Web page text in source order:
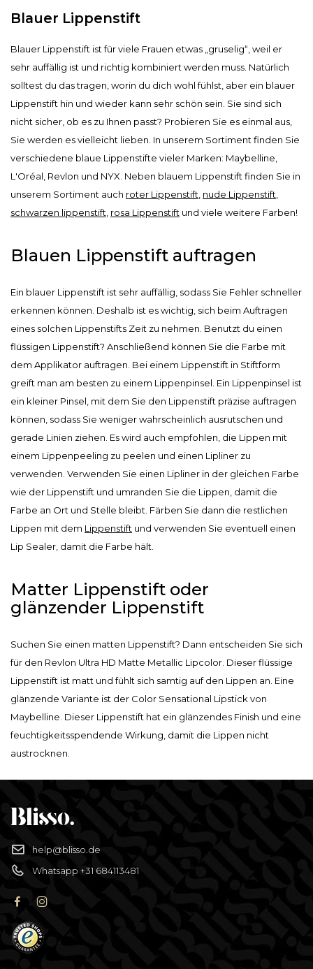
Blauer Lippenstift
Blauer Lippenstift ist für viele Frauen etwas „gruselig“, weil er
sehr auffällig ist und richtig kombiniert werden muss. Natürlich
solltest du das tragen, worin du dich wohl fühlst, aber ein blauer
Lippenstift hin und wieder kann sehr schön sein. Sie sind sich
nicht sicher, ob es zu Ihnen passt? Probieren Sie es einmal aus,
Sie werden es vielleicht lieben. In unserem Sortiment finden Sie
verschiedene blaue Lippenstifte vieler Marken: Maybelline,
L'Oréal, Revlon und NYX. Neben blauem Lippenstift finden Sie in
unserem Sortiment auch roter Lippenstift nude Lippenstift
schwarzen lippenstift rosa Lippenstift und viele weitere Farben!
Blauen Lippenstift auftragen
Ein blauer Lippenstift ist sehr auffällig, sodass Sie Fehler schneller
erkennen können. Deshalb ist es wichtig, sich beim Auftragen
eines solchen Lippenstifts Zeit zu nehmen. Benutzt du einen
flüssigen Lippenstift? Anschließend können Sie die Farbe mit
dem Applikator auftragen. Bei einem Lippenstift in Stiftform
greift man am besten zu einem Lippenpinsel. Ein Lippenpinsel ist
ein kleiner Pinsel, mit dem Sie den Lippenstift präzise auftragen
können, sodass Sie weniger wahrscheinlich ausrutschen und
gerade Linien ziehen. Es wird auch empfohlen, die Lippen mit
einem Lippenpeeling zu peelen und einen Lipliner zu
verwenden. Verwenden Sie einen Lipliner in der gleichen Farbe
wie der Lippenstift und umranden Sie die Lippen, damit die
Farbe an Ort und Stelle bleibt. Färben Sie dann die restlichen
Lippen mit dem Lippenstift und verwenden Sie eventuell einen
Lip Sealer, damit die Farbe hält.
Matter Lippenstift oder
glänzender Lippenstift
Suchen Sie einen matten Lippenstift? Dann entscheiden Sie sich
für den Revlon Ultra HD Matte Metallic Lipcolor. Dieser flüssige
Lippenstift ist matt und fühlt sich samtig auf den Lippen an. Eine
glänzende Variante ist der Color Sensational Lipstick von
Maybelline. Dieser Lippenstift hat ein glänzendes Finish und eine
feuchtigkeitsspendende Wirkung, damit die Lippen nicht
austrocknen.
help@blisso.de
Whatsapp +31 684113481